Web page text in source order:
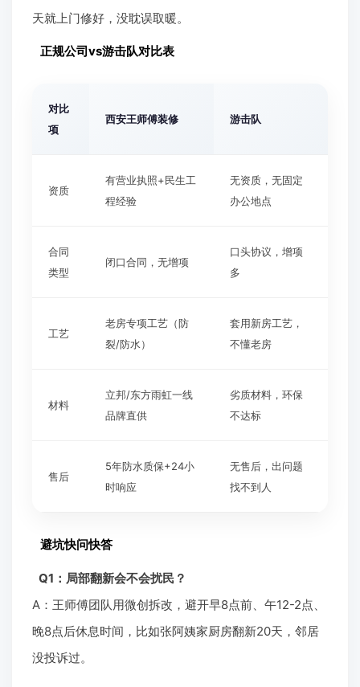
天就上门修好，没耽误取暖。
正规公司vs游击队对比表
对比
项
西安王师傅装修 游击队
资质
有营业执照+民生工
程经验
无资质，无固定
办公地点
合同
类型
闭口合同，无增项
口头协议，增项
多
工艺
老房专项工艺（防
裂/防水）
套用新房工艺，
不懂老房
材料
立邦/东方雨虹一线
品牌直供
劣质材料，环保
不达标
售后
5年防水质保+24小
时响应
无售后，出问题
找不到人
避坑快问快答
Q1：局部翻新会不会扰民？
A：王师傅团队用微创拆改，避开早8点前、午12-2点、
晚8点后休息时间，比如张阿姨家厨房翻新20天，邻居
没投诉过。